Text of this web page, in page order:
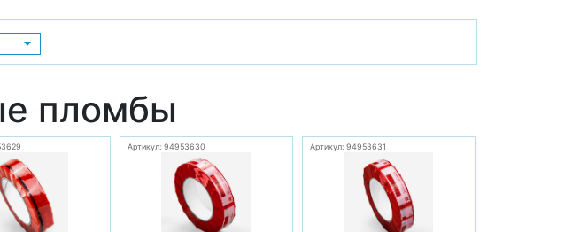
пломбы
Артикул: 94953630 Артикул: 94953631